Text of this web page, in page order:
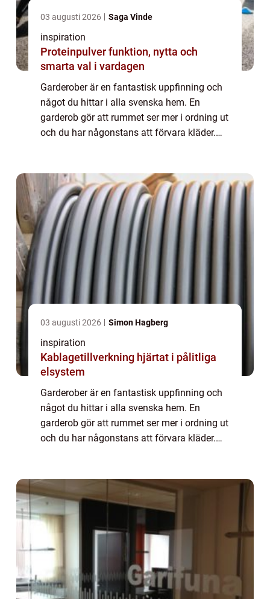
03 augusti 2026 Saga Vinde
inspiration
Proteinpulver funktion, nytta och
smarta val i vardagen
Garderober är en fantastisk uppfinning och
något du hittar i alla svenska hem. En
garderob gör att rummet ser mer i ordning ut
och du har någonstans att förvara kläder.
De...
03 augusti 2026 Simon Hagberg
inspiration
Kablagetillverkning hjärtat i pålitliga
elsystem
Garderober är en fantastisk uppfinning och
något du hittar i alla svenska hem. En
garderob gör att rummet ser mer i ordning ut
och du har någonstans att förvara kläder.
De...